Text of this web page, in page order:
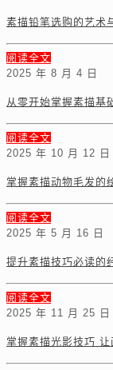
素描铅笔选购的艺术
阅读全文
2025 年 8 月 4 日
从零开始掌握素描基
阅读全文
2025 年 10 月 12 日
掌握素描动物毛发的
阅读全文
2025 年 5 月 16 日
提升素描技巧必读的
阅读全文
2025 年 11 月 25 日
掌握素描光影技巧